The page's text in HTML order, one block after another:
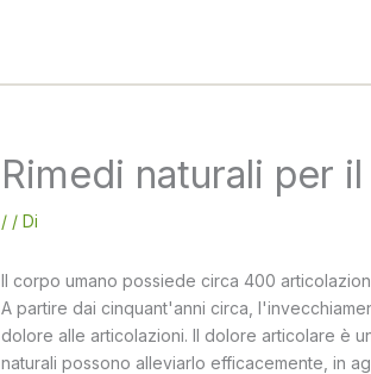
Rimedi naturali per
/ / Di
Il corpo umano possiede circa 400
A partire dai cinquant'anni circa,
dolore alle articolazioni. Il dolore articolare è
naturali possono alleviarlo efficacemente, in